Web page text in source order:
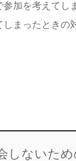
参加を考えて
まったときの
しないた